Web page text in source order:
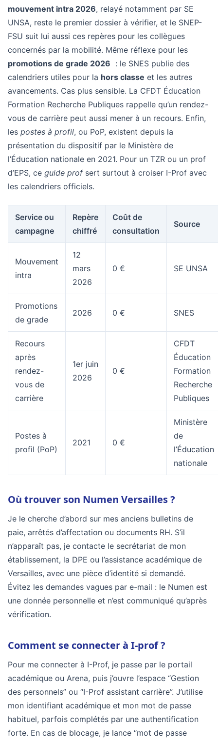
mouvement intra 2026, relayé notamment par SE
UNSA, reste le premier dossier à vérifier, et le SNEP-
FSU suit lui aussi ces repères pour les collègues
concernés par la mobilité. Même réflexe pour les
promotions de grade 2026 : le SNES publie des
calendriers utiles pour la hors classe et les autres
avancements. Cas plus sensible. La CFDT Éducation
Formation Recherche Publiques rappelle qu’un rendez-
vous de carrière peut aussi mener à un recours. Enfin,
les postes à profil, ou PoP, existent depuis la
présentation du dispositif par le Ministère de
l’Éducation nationale en 2021. Pour un TZR ou un prof
d’EPS, ce guide profsert surtout à croiser I-Prof avec
les calendriers officiels.
Service ou
campagne
Repère
chiffré
Coût de
consultation
Source
Mouvement
intra
12
mars
2026
0 € SE UNSA
Promotions
de grade
2026 0 € SNES
Recours
après
rendez-
vous de
carrière
1er juin
2026
0 €
CFDT
Éducation
Formation
Recherche
Publiques
Postes à
profil (PoP)
2021 0 €
Ministère
de
l’Éducation
nationale
Où trouver son Numen Versailles ?
Je le cherche d’abord sur mes anciens bulletins de
paie, arrêtés d’affectation ou documents RH. S’il
n’apparaît pas, je contacte le secrétariat de mon
établissement, la DPE ou l’assistance académique de
Versailles, avec une pièce d’identité si demandé.
Évitez les demandes vagues par e-mail : le Numen est
une donnée personnelle et n’est communiqué qu’après
vérification.
Comment se connecter à I-prof ?
Pour me connecter à I-Prof, je passe par le portail
académique ou Arena, puis j’ouvre l’espace “Gestion
des personnels” ou “I-Prof assistant carrière”. J’utilise
mon identifiant académique et mon mot de passe
habituel, parfois complétés par une authentification
forte. En cas de blocage, je lance “mot de passe